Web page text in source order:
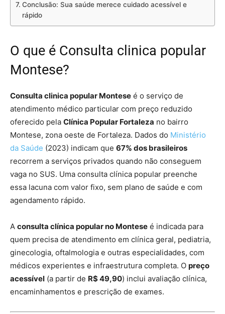
Conclusão: Sua saúde merece cuidado acessível e
rápido
O que é Consulta clinica popular
Montese?
Consulta clinica popular Montese é o serviço de
atendimento médico particular com preço reduzido
oferecido pela Clínica Popular Fortaleza no bairro
Montese, zona oeste de Fortaleza. Dados do Ministério
da Saúde (2023) indicam que 67% dos brasileiros
recorrem a serviços privados quando não conseguem
vaga no SUS. Uma consulta clínica popular preenche
essa lacuna com valor fixo, sem plano de saúde e com
agendamento rápido.
A consulta clínica popular no Montese é indicada para
quem precisa de atendimento em clínica geral, pediatria,
ginecologia, oftalmologia e outras especialidades, com
médicos experientes e infraestrutura completa. O preço
acessível (a partir de R$ 49,90) inclui avaliação clínica,
encaminhamentos e prescrição de exames.